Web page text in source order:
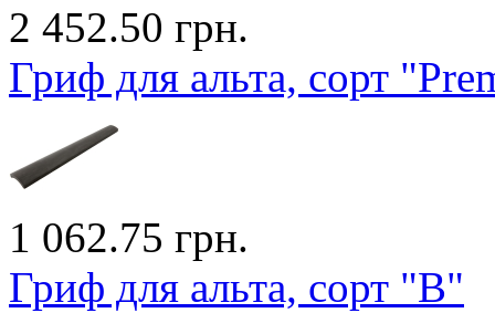
2 452.50 грн.
Гриф для альта, сорт
1 062.75 грн.
Гриф для альта, сорт "B"